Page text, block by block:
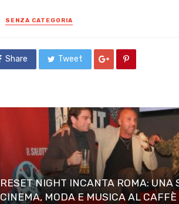
Posted
in
SENZA CATEGORIA
Share Tweet
RESET NIGHT INCANTA ROMA: UNA
CINEMA, MODA E MUSICA AL